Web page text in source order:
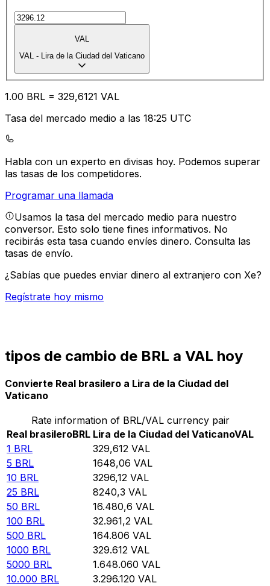
VAL
VAL - Lira de la Ciudad del Vaticano
1.00 BRL = 329,6121 VAL
Tasa del mercado medio a las 18:25 UTC
Habla con un experto en divisas hoy. Podemos superar
las tasas de los competidores.
Programar una llamada
Usamos la tasa del mercado medio para nuestro
conversor. Esto solo tiene fines informativos. No
recibirás esta tasa cuando envíes dinero. Consulta las
tasas de envío.
¿Sabías que puedes enviar dinero al extranjero con Xe?
Regístrate hoy mismo
tipos de cambio de BRL a VAL hoy
Convierte Real brasilero a Lira de la Ciudad del
Vaticano
Rate information of BRL/VAL currency pair
Real brasileroBRL Lira de la Ciudad del VaticanoVAL
1 BRL 329,612 VAL
5 BRL 1648,06 VAL
10 BRL 3296,12 VAL
25 BRL 8240,3 VAL
50 BRL 16.480,6 VAL
100 BRL 32.961,2 VAL
500 BRL 164.806 VAL
1000 BRL 329.612 VAL
5000 BRL 1.648.060 VAL
10.000 BRL 3.296.120 VAL